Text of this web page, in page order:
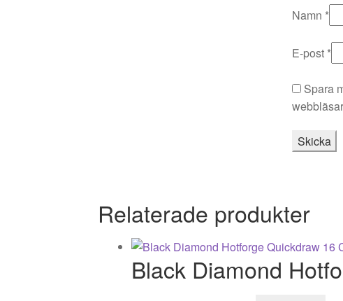
Namn *
E-post *
Spara
Relaterade produkter
Black Diamond